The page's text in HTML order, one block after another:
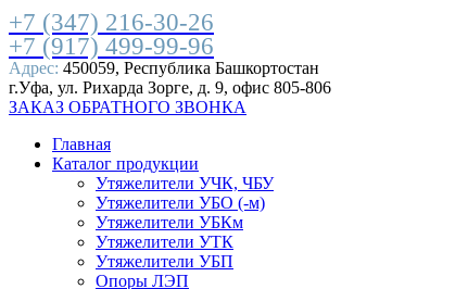
+7 (347) 216-30-26
+7 (917) 499-99-96
Адрес: 450059, Республика Башкортостан
г.Уфа, ул. Рихарда Зорге, д. 9, офис 805-806
ЗАКАЗ ОБРАТНОГО ЗВОНКА
Главная
Каталог продукции
Утяжелители УЧК, ЧБУ
Утяжелители УБО (-м)
Утяжелители УБКм
Утяжелители УТК
Утяжелители УБП
Опоры ЛЭП